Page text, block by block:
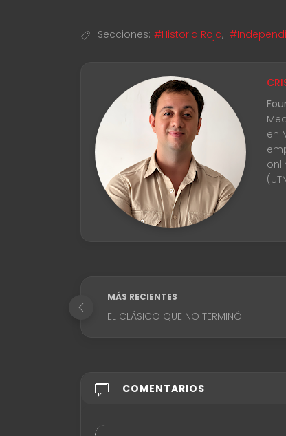
Secciones: #Historia Roja,
en
MÁS RECIENTES
EL CLÁSICO QUE NO TERMINÓ
COMENTARIOS